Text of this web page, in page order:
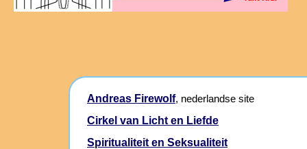
Andreas Firewolf, nederlandse site
Cirkel van Licht en Liefde
Spiritualiteit en Seksualiteit